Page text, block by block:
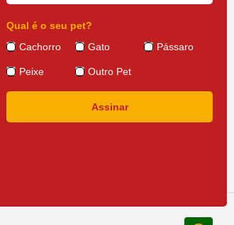
Qual é o seu pet?
Cachorro
Gato Pássaro
Peixe Outro Pet